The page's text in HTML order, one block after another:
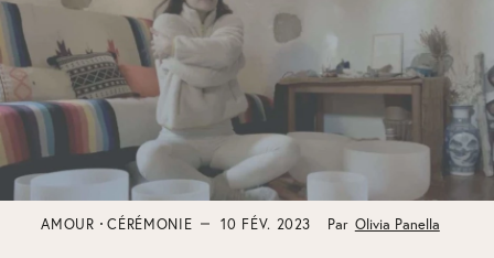
AMOUR CÉRÉMONIE 10 FÉV. 2023 Par Olivia Panella